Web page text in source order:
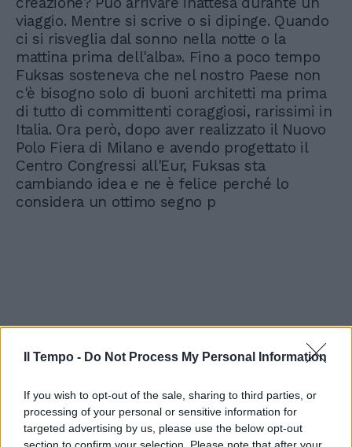
Il Tempo - Do Not Process My Personal Information
If you wish to opt-out of the sale, sharing to third parties, or
processing of your personal or sensitive information for
targeted advertising by us, please use the below opt-out
section to confirm your selection. Please note that after your
viaggio. Mentre si scrive o si dipinge. Quando
ci si risveglia dal sonno nella notte o la
mattina prima dell'alba». Fino a poco tempo
Fuksas sosteneva che nel nostro Paese non
c'è bisogno solo di buoni architetti ma prima
di tutto di committenti coraggiosi, rarissimi in
Italia. Ora però, dopo aver realizzato il Nuovo
Polo Fiera di Milano e avendo progettato il
Centro Congressi all'Eur, Fuksas sta
cambiando idea e ne è felice perché lo
considera un ottimo segno p